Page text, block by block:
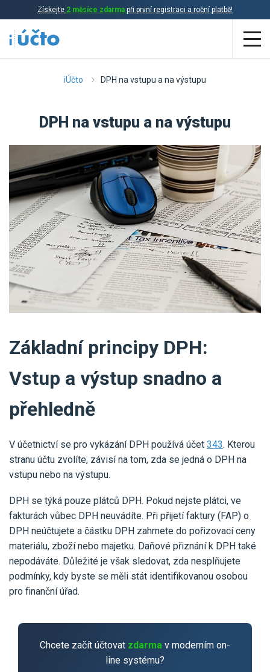
Získejte 2 měsíce zdarma při první registraci a roční platbě!
Aplikace
Daňová evidence
Fakturace
Přehled funkcí
Online účetnictví
Online daňová evidence
Online fakturace
Propojení s bankou
Účetní a manažerské reporty
One Stop Shop (OSS)
Všechny funkce
Ceník
Účetní služby
Pro uživatele iÚčto
Poptávka účetních služeb
Pro koho je určené
Pro živnostníky
Kontakt
iÚčto DPH na vstupu a na výstupu
DPH na vstupu a na výstupu
Základní principy DPH:
Vstup a výstup snadno a
přehledně
V účetnictví se pro vykázání DPH používá účet 343. Kterou
stranu účtu zvolíte, závisí na tom, zda se jedná o DPH na
vstupu nebo na výstupu.
DPH se týká pouze plátců DPH. Pokud nejste plátci, ve
fakturách vůbec DPH neuvádíte. Při přijetí faktury (FAP) o
DPH neúčtujete a částku DPH zahrnete do pořizovací ceny
materiálu, zboží nebo majetku. Daňové přiznání k DPH také
nepodáváte. Důležité je však sledovat, zda nesplňujete
podmínky, kdy byste se měli stát identifikovanou osobou
pro finanční úřad.
Chcete začít účtovat zdarma v moderním on-
line systému?